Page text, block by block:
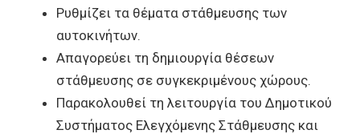
Ρυθμίζει τα θέματα στάθμευσης των
αυτοκινήτων.
Απαγορεύει τη δημιουργία θέσεων
στάθμευσης σε συγκεκριμένους χώρους.
Παρακολουθεί τη λειτουργία του Δημοτικού
Συστήματος Ελεγχόμενης Στάθμευσης και